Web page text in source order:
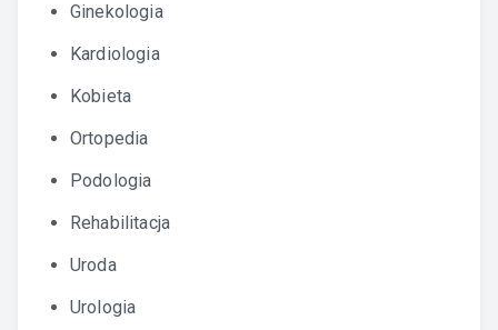
Ginekologia
Kardiologia
Kobieta
Ortopedia
Podologia
Rehabilitacja
Uroda
Urologia